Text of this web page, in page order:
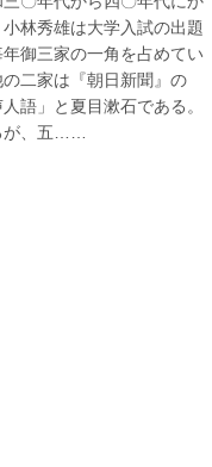
小林秀雄は大学入試の出題
御三家の一角を占めてい
の二家は『朝日新聞』の
人語」と夏目漱石である。
が、五……